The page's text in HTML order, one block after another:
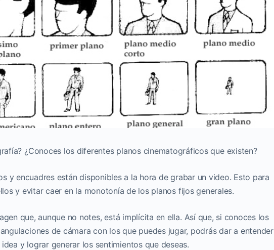
¿Conoces los diferentes planos cinematográficos que existen?
y encuadres están disponibles a la hora de grabar un video. Esto para
y evitar caer en la monotonía de los planos fijos generales.
que, aunque no notes, está implícita en ella. Así que, si conoces los
de cámara con los que puedes jugar, podrás dar a entender
y lograr generar los sentimientos que deseas.